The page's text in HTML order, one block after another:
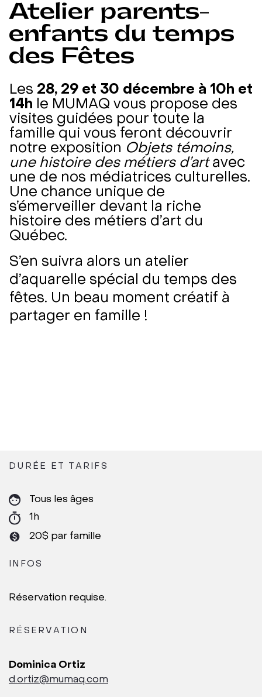
Atelier parents-
enfants du temps
des Fêtes
Les 28, 29 et 30 décembre à 10h et
14h le MUMAQ vous propose des
visites guidées pour toute la
famille qui vous feront découvrir
notre exposition Objets témoins,
une histoire des métiers d’artavec
une de nos médiatrices culturelles.
Une chance unique de
s’émerveiller devant la riche
histoire des métiers d’art du
Québec.
S’en suivra alors un atelier
d’aquarelle spécial du temps des
fêtes. Un beau moment créatif à
partager en famille !
DURÉE ET TARIFS
Tous les âges
1h
20$ par famille
INFOS
Réservation requise.
RÉSERVATION
Dominica Ortiz
d.ortiz@mumaq.com